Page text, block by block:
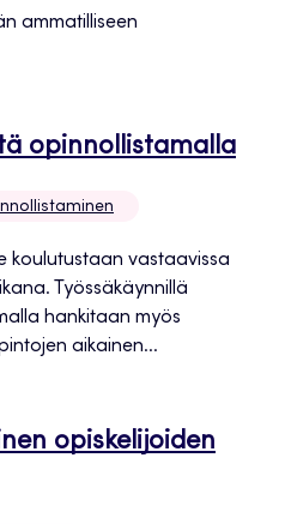
ammatilliseen
opinnollistamalla
koulutustaan vastaavissa
Työssäkäynnillä
hankitaan myös
aikainen...
opiskelijoiden